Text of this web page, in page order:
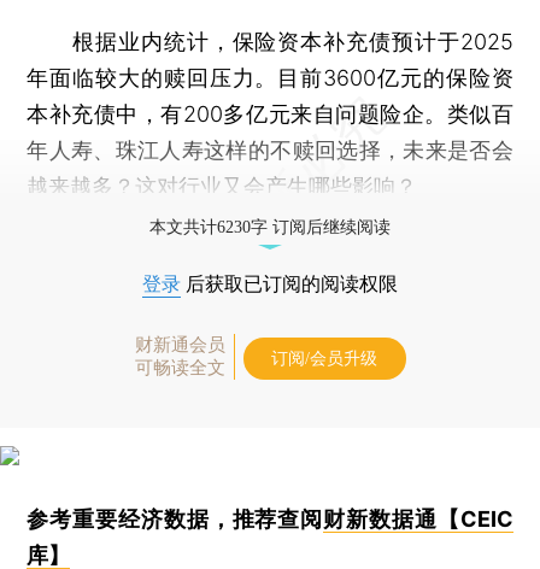
根据业内统计，保险资本补充债预计于2025
年面临较大的赎回压力。目前3600亿元的保险资
本补充债中，有200多亿元来自问题险企。类似百
年人寿、珠江人寿这样的不赎回选择，未来是否会
越来越多？这对行业又会产生哪些影响？
本文共计6230字 订阅后继续阅读
登录 后获取已订阅的阅读权限
财新通会员
可畅读全文
订阅/会员升级
参考重要经济数据，推荐查阅财新数据通【CEIC
库】